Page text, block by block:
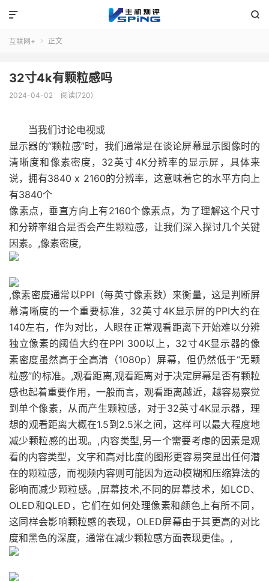


互联网+  正文
32寸4k有颗粒感吗
2024-04-02 阅读(720)
当我们讨论电视或
显示器的“颗粒感”时，我们通常是在谈论屏幕显示图像时的
清晰度和像素密度，32英寸4K分辨率的显示屏，具体来
说，拥有3840 x 2160的分辨率，这意味着它的水平方向上
有3840个
像素点，垂直方向上有2160个像素点，为了理解这个尺寸
和分辨率组合是否会产生颗粒感，让我们深入探讨几个关键
因素。,像素密度,
,像素密度通常以PPI（每英寸像素数）来衡量，这是判断屏
幕清晰度的一个重要标准，32英寸4K显示屏的PPI大约在
140左右，作为对比，人眼在正常观看距离下开始难以分辨
独立像素的阈值大约在PPI 300以上，32寸4K显示器的像
素密度虽然高于全高清（1080p）屏幕，但仍然低于“无颗
粒感”的标准。,观看距离,观看距离对于决定屏幕是否有颗粒
感也起着重要作用，一般而言，观看距离越近，越容易察觉
到单个像素，从而产生颗粒感，对于32英寸4K显示器，理
想的观看距离大概在1.5到2.5米之间，这样可以最大程度地
减少颗粒感的出现。,内容类型,另一个需要考虑的因素是观
看的内容类型，文字和高对比度的图形更容易突显出任何潜
在的颗粒感，而视频内容则可能因为运动模糊和压缩算法的
影响而减少颗粒感。,屏幕技术,不同的屏幕技术，如LCD、
OLED和QLED，它们在如何处理像素和颜色上有所不同，
这同样会影响颗粒感的表现，OLED屏幕由于其更高的对比
度和黑色的深度，通常在减少颗粒感方面表现更佳。,